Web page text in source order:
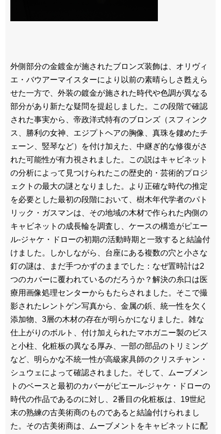
外側部分の金鍍金が施されたブロンズ装飾は、オリヴィ
エ・バウアーマイスターにより以前の素晴らしさ甦えら
せた一方で、外装の鍍金が施された時代や色調が異なる
部分があり新たな疑問を提起しました。この段階で確認
された事実から、帝政洋式特有のブロンズ（スフィンク
ス、勝利の女神、エジプトヘアの胸像、真珠を鏤めたチ
ェーン、竪琴など）を付け加えた、中継ぎ的な修復がさ
れた可能性が有力視されました。この説はキャビネット
の分析によって見つけられたこの歴史的・芸術的プロジ
ェクトの最大の謎となりました。より正確な時代の推定
を必要とした最初の段階において、樹木年代学者のパト
リック・ガスマンは、その地域の木材で作られた内側の
キャビネットの成長輪を調査し、ケースの構造がピエー
ル-ジャケ・ドローの初期の活動時期と一致すると結論付
けました。しかしながら、台座にある複数の穴と小さな
釘の謎は、まだ手つかずのままでした：なぜ置時計は2
つのカバーに覆われているのだろうか？解決の糸口は医
療用画像処理センターからもたらされました。そこで撮
影されたレントゲン写真から、金属の鋲、統一性を欠く
添加物、3層の木材の存在が明らかになりました。雑な
仕上がりのボルト、付け加えられたマホガニー製のビス
と小柱、化粧板の異なる厚み、一部の部品のトリミング
など、明らかな不統一性が高級家具師のクリスチャン・
シュウェによって確認されました。そして、ムーブメン
トのベースと最初のカバーがピエール-ジャケ・ドローの
時代の作品であるのに対し、2番目の化粧板は、19世紀
末の熟練の古美術商のものであると結論付けられまし
た。その古美術商は、ムーブメントをキャビネットに配